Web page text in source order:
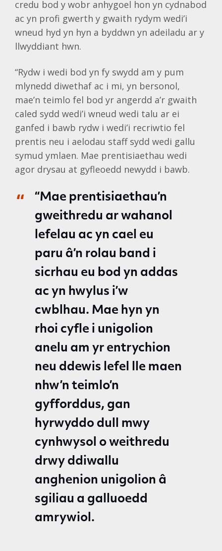
credu bod y wobr anhygoel hon yn cydnabod
ac yn profi gwerth y gwaith rydym wedi’i
wneud hyd yn hyn a byddwn yn adeiladu ar y
llwyddiant hwn.
“Rydw i wedi bod yn fy swydd am y pum
mlynedd diwethaf ac i mi, yn bersonol,
mae’n teimlo fel bod yr angerdd a’r gwaith
caled sydd wedi’i wneud wedi talu ar ei
ganfed i bawb rydw i wedi’i recriwtio fel
prentis neu i aelodau staff sydd wedi gallu
symud ymlaen. Mae prentisiaethau wedi
agor drysau at gyfleoedd newydd i bawb.
“Mae prentisiaethau’n
gweithredu ar wahanol
lefelau ac yn cael eu
paru â’n rolau band i
sicrhau eu bod yn addas
ac yn hwylus i’w
cwblhau. Mae hyn yn
rhoi cyfle i unigolion
anelu am yr entrychion
neu ddewis lefel lle maen
nhw’n teimlo’n
gyfforddus, gan
hyrwyddo dull mwy
cynhwysol o weithredu
drwy ddiwallu
anghenion unigolion â
sgiliau a galluoedd
amrywiol.